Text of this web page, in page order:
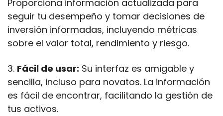
Proporciona información actualizada para
seguir tu desempeño y tomar decisiones de
inversión informadas, incluyendo métricas
sobre el valor total, rendimiento y riesgo.
3. Fácil de usar: Su interfaz es amigable y
sencilla, incluso para novatos. La información
es fácil de encontrar, facilitando la gestión de
tus activos.